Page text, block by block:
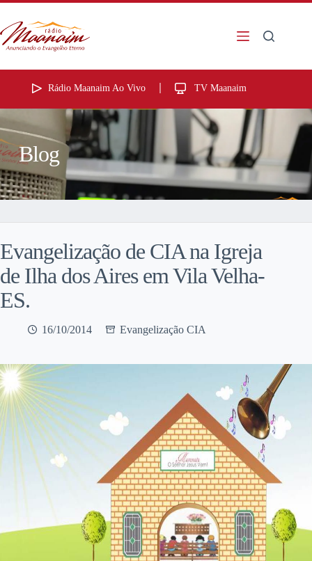
Rádio Maanaim Ao Vivo TV Maanaim
Blog
Evangelização de CIA na Igreja
de Ilha dos Aires em Vila Velha-
ES.
16/10/2014 Evangelização CIA